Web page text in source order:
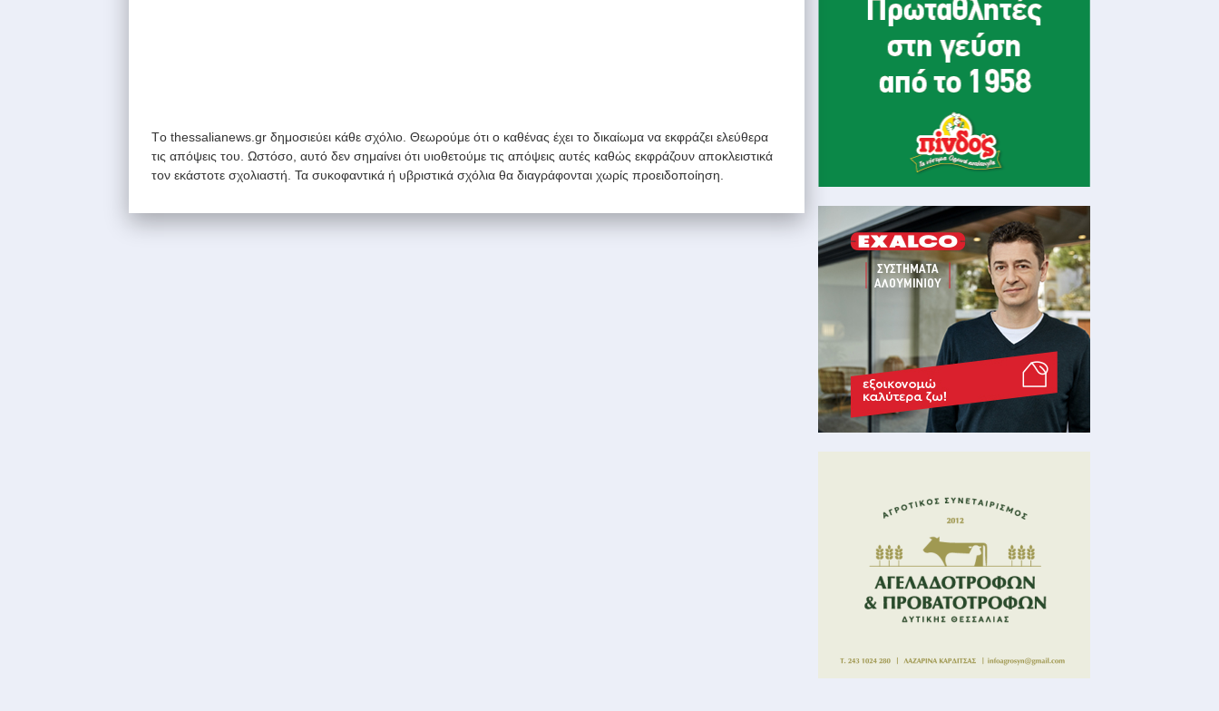
Tο thessalianews.gr δημοσιεύει κάθε σχόλιο. Θεωρούμε ότι ο καθένας έχει το δικαίωμα να εκφράζει ελεύθερα
τις απόψεις του. Ωστόσο, αυτό δεν σημαίνει ότι υιοθετούμε τις απόψεις αυτές καθώς εκφράζουν αποκλειστικά
τον εκάστοτε σχολιαστή. Τα συκοφαντικά ή υβριστικά σχόλια θα διαγράφονται χωρίς προειδοποίηση.